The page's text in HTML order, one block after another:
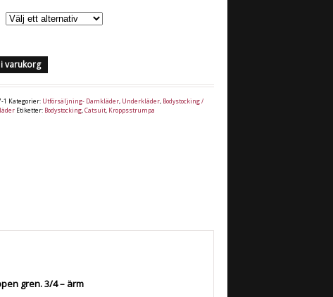
varukorg
1 Kategorier: Utförsäljning- Damkläder, Underkläder, Bodystocking /
Etiketter: Bodystocking,Catsuit, Kroppsstrumpa
gren. 3/4 – ärm